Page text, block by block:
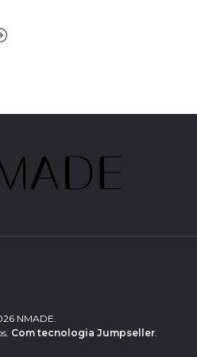
NMADE.
Com tecnologia Jumpseller.